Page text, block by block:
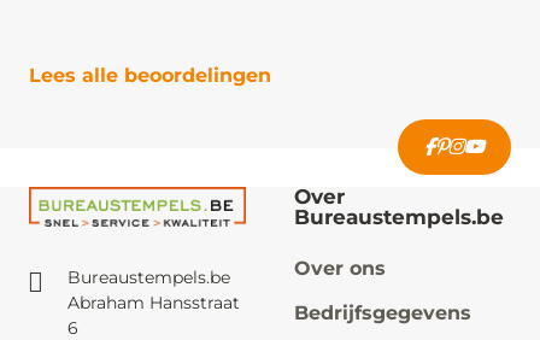
Lees alle beoordelingen
Bureaustempels.be
Abraham Hansstraat
6
Over
Bureaustempels.be
Over ons
Bedrijfsgegevens